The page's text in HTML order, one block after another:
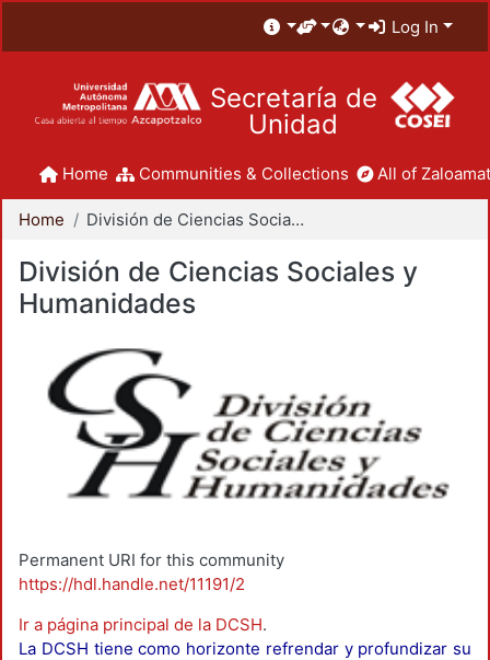
Log In
Secretaría de
Unidad
Home Communities & Collections All of
Home División de Ciencias Sociales y Humanidades
División de Ciencias Sociales y
Humanidades
Permanent URI for this community
https://hdl.handle.net/11191/2
Ir a página principal de la DCSH.
La DCSH tiene como horizonte refrendar y profundizar su